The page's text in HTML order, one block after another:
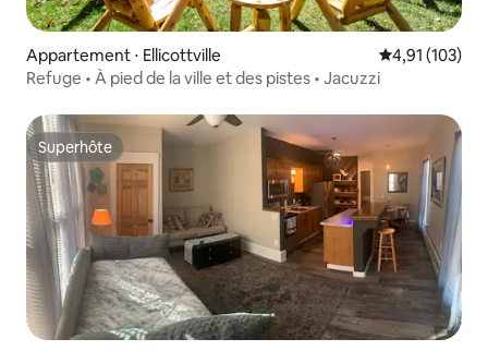
Appartement ⋅ Ellicottville Évaluation
4,91 (103)
Refuge • À pied de la ville et des pistes • Jacuzzi
Superhôte
Superhôte